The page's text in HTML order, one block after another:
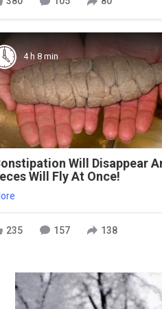
4 h 8 min
Will Disappear
Will Fly At Once!
235 157 138